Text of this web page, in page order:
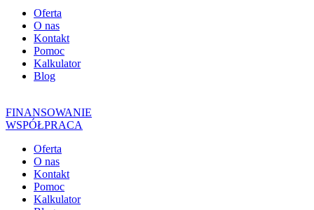
Oferta
O nas
Kontakt
Pomoc
Kalkulator
Blog
FINANSOWANIE
WSPÓŁPRACA
Oferta
O nas
Kontakt
Pomoc
Kalkulator